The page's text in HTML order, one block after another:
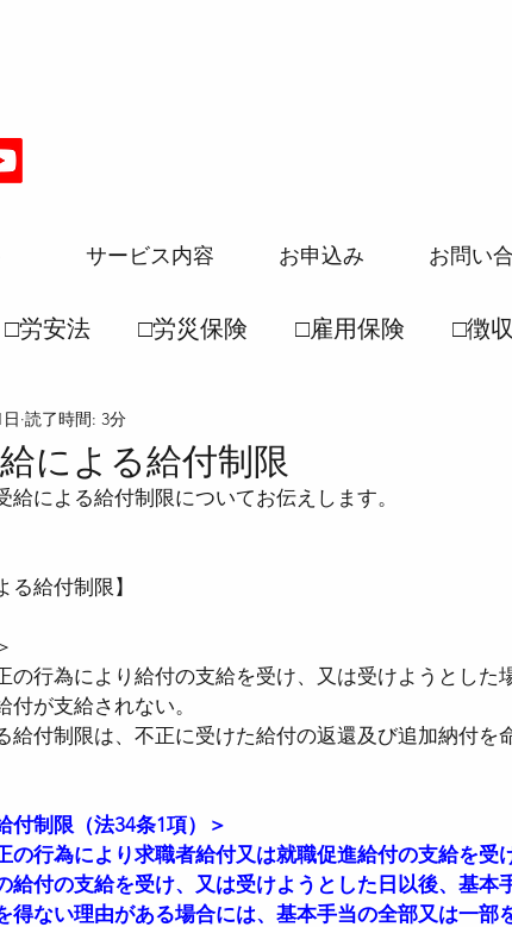
サービス内容 お申込み お問い
□労安法 □労災保険 □雇用保険 □徴収
一般常識
法 ●確定拠出年金法
による給付制限
読了時間: 3分
給による給付制限についてお伝えします。
る給付制限】
の行為により給付の支給を受け、又は受けようとした
付が支給されない。
給付制限は、不正に受けた給付の返還及び追加納付を
付制限（法34条1項）＞
の行為により求職者給付又は就職促進給付の支給を受
給付の支給を受け、又は受けようとした日以後、基本
得ない理由がある場合には、基本手当の全部又は一部